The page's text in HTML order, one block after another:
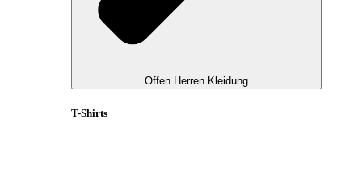
Offen Herren Kleidung
T-Shirts